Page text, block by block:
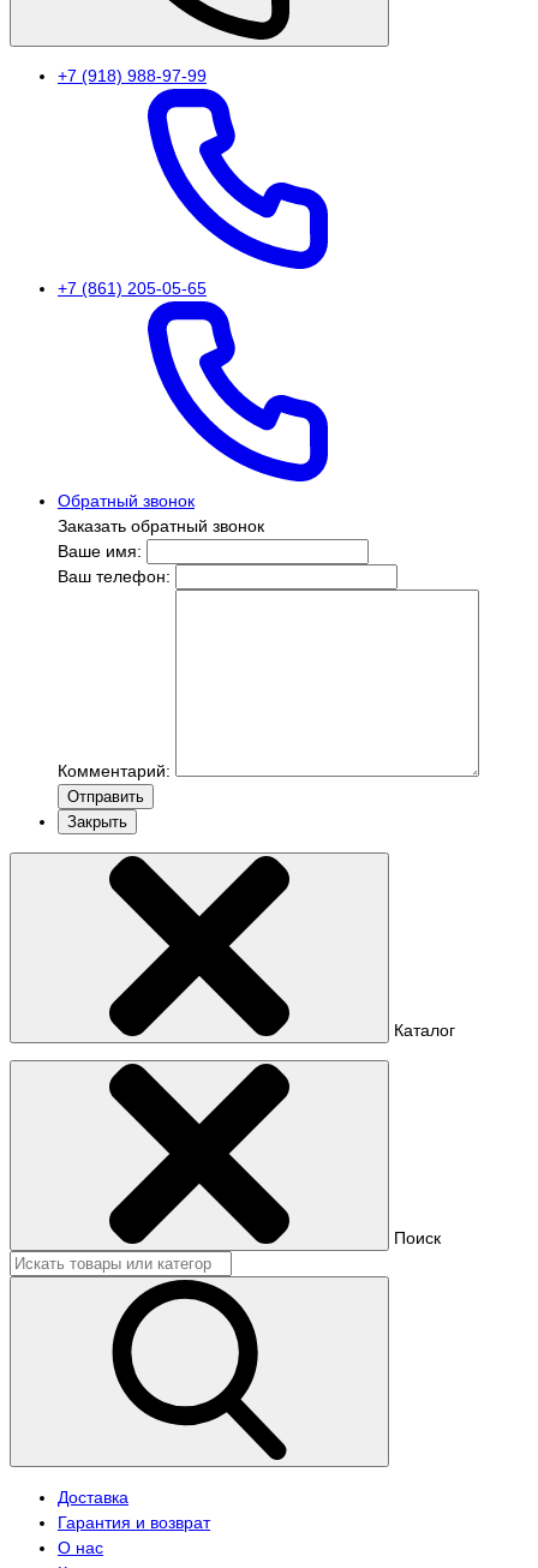
+7 (918) 988-97-99
+7 (861) 205-05-65
Обратный звонок
Заказать обратный звонок
Ваше имя:
Ваш телефон:
Комментарий:
Отправить
Закрыть
Каталог
Поиск
Доставка
Гарантия и возврат
О нас